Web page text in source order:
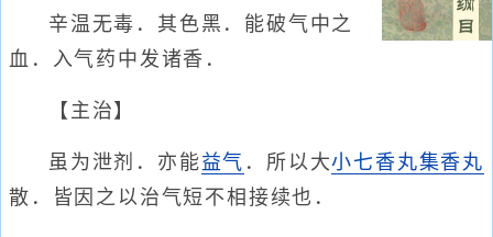
辛温无毒．其色黑．能破气中之
血．入气药中发诸香．
【主治】
虽为泄剂．亦能益气 ．所以大小七香丸集香丸
散．皆因之以治气短不相接续也．